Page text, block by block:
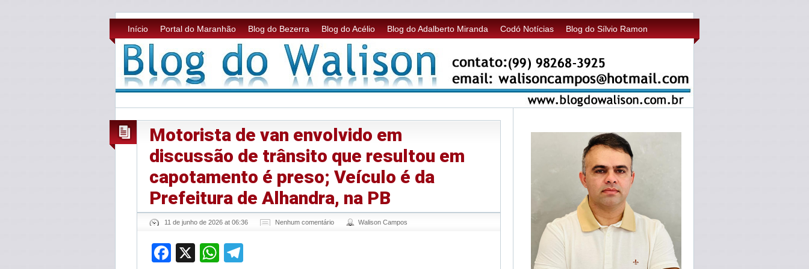
Início Portal do Maranhão Blog do Bezerra Blog do Acélio Blog do Adalberto Miranda Codó Notícias Blog do Sílvio Ramon
Motorista de van envolvido em
discussão de trânsito que resultou em
capotamento é preso; Veículo é da
Prefeitura de Alhandra, na PB
11 de junho de 2026 at 06:36 Nenhum comentário Walison Campos
Facebook
X WhatsApp